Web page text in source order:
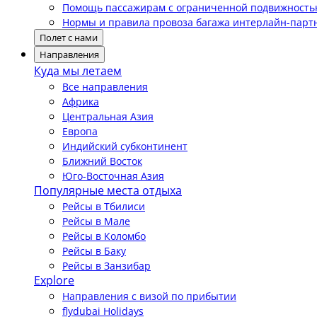
Помощь пассажирам с ограниченной
Нормы и правила провоза багажа интерлайн-
Полет с нами
Направления
Куда мы летаем
Все направления
Африка
Центральная Азия
Европа
Индийский субконтинент
Ближний Восток
Юго-Восточная Азия
Популярные места отдыха
Рейсы в Тбилиси
Рейсы в Мале
Рейсы в Коломбо
Рейсы в Баку
Рейсы в Занзибар
Explore
Направления с визой по прибытии
flydubai Holidays